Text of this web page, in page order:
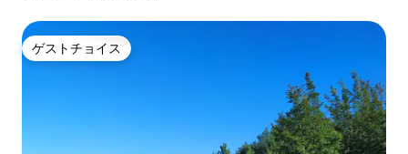
ゲストチョイス
ゲストチョイス